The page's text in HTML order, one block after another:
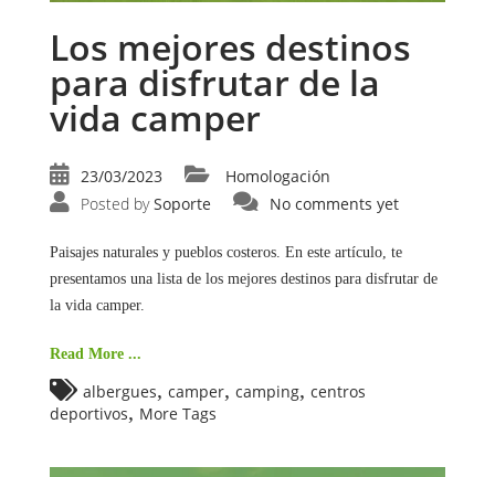
Los mejores destinos
para disfrutar de la
vida camper
23/03/2023
Homologación
Posted by Soporte No comments yet
Paisajes naturales y pueblos costeros. En este artículo, te
presentamos una lista de los mejores destinos para disfrutar de
la vida camper.
Read More ...
albergues camper camping centros
deportivos
More Tags